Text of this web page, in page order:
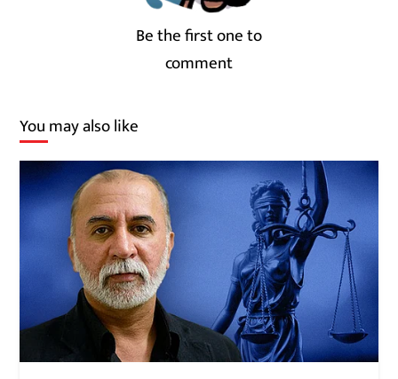
Be the first one to
comment
You may also like